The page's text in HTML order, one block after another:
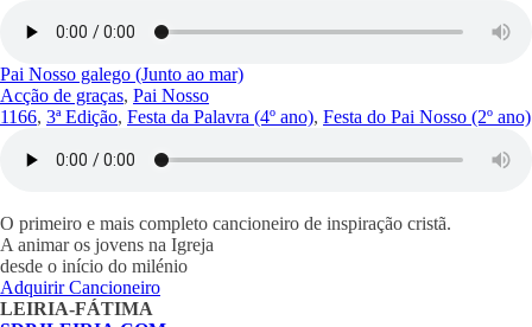
Pai Nosso galego (Junto ao mar)
Acção de graças, Pai Nosso
1166, 3ª Edição, Festa da Palavra (4º ano), Festa do Pai Nosso (2º ano)
O primeiro e mais completo cancioneiro de inspiração cristã.
A animar os jovens na Igreja
desde o início do milénio
Adquirir Cancioneiro
LEIRIA-FÁTIMA